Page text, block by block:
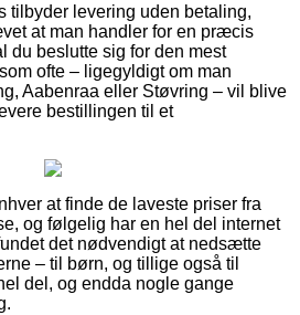
tilbyder levering uden betaling,
at man handler for en præcis
du beslutte sig for den mest
ofte – ligegyldigt om man
Aabenraa eller Støvring – vil blive
bestillingen til et
at finde de laveste priser fra
og følgelig har en hel del internet
det nødvendigt at nedsætte
– til børn, og tillige også til
del, og endda nogle gange